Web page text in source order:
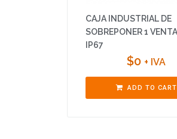
CAJA INDUSTRIAL DE
SOBREPONER 1
IP67
$0 + IVA
ADD TO CART